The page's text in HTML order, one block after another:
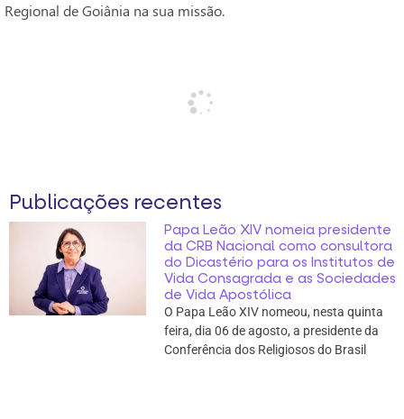
Regional de Goiânia na sua missão.
Publicações recentes
Papa Leão XIV nomeia presidente
da CRB Nacional como consultora
do Dicastério para os Institutos de
Vida Consagrada e as Sociedades
de Vida Apostólica
O Papa Leão XIV nomeou, nesta quinta
feira, dia 06 de agosto, a presidente da
Conferência dos Religiosos do Brasil